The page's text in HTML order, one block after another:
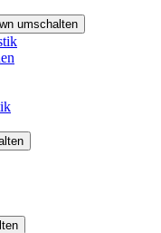
umschalten